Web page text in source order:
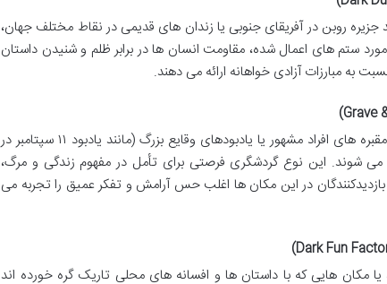
جزیره روبن در آفریقای جنوبی یا زندان های قدیمی در نقاط مختلف جهان،
ستم های اعمال شده، مقاومت انسان ها در برابر ظلم و شنیدن داستان
به مبارزات آزادی خواهانه ارائه می دهند.
گورستان های تاریخی مانند دخمه مردگان پاریس، مقبره های افراد مشهور یا یادبودهای وقایع بزرگ (مانند یادبود ۱۱ سپتامبر در
شوند. این نوع گردشگری فرصتی برای تأمل در مفهوم زندگی و مرگ،
در این مکان ها اغلب حس آرامش و تفکر عمیق را تجربه می
یا مکان هایی که با داستان ها و افسانه های محلی تاریک گره خورده اند